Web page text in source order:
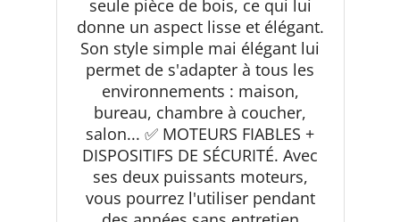
seule pièce de bois, ce qui lui
donne un aspect lisse et élégant.
Son style simple mai élégant lui
permet de s'adapter à tous les
environnements : maison,
bureau, chambre à coucher,
salon... ✅ MOTEURS FIABLES +
DISPOSITIFS DE SÉCURITÉ. Avec
ses deux puissants moteurs,
vous pourrez l'utiliser pendant